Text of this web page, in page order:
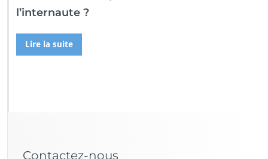
l’internaute ?
Lire la suite
Contactez-nous